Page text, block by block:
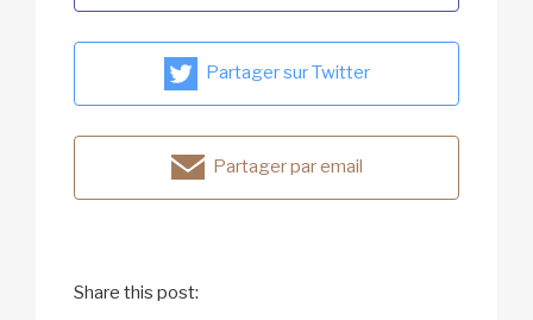
Partager sur Twitter
Partager par email
Share this post: